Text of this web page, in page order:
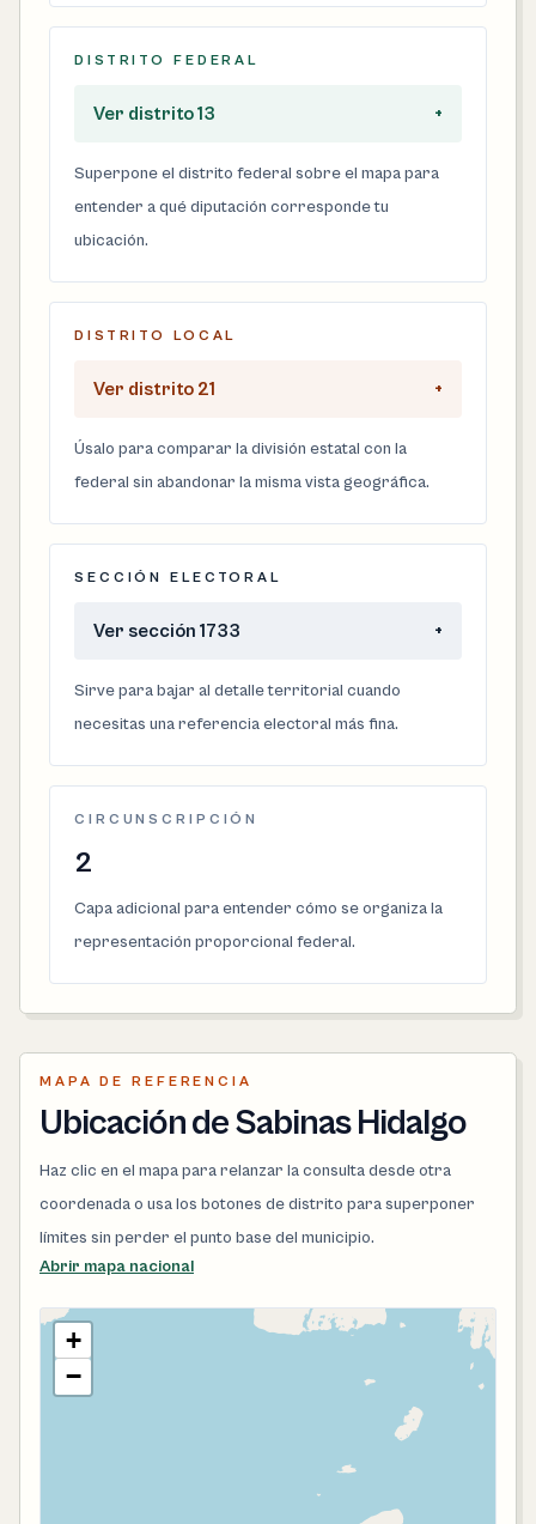
DISTRITO FEDERAL
Ver distrito 13 +
Superpone el distrito federal sobre el mapa para
entender a qué diputación corresponde tu
ubicación.
DISTRITO LOCAL
Ver distrito 21 +
Úsalo para comparar la división estatal con la
federal sin abandonar la misma vista geográfica.
SECCIÓN ELECTORAL
Ver sección 1733 +
Sirve para bajar al detalle territorial cuando
necesitas una referencia electoral más fina.
CIRCUNSCRIPCIÓN
2
Capa adicional para entender cómo se organiza la
representación proporcional federal.
MAPA DE REFERENCIA
Ubicación de Sabinas Hidalgo
Haz clic en el mapa para relanzar la consulta desde otra
coordenada o usa los botones de distrito para superponer
límites sin perder el punto base del municipio.
Abrir mapa nacional
+
−